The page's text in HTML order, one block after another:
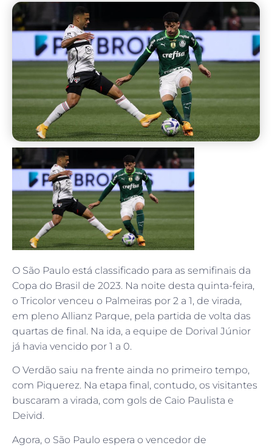
O São Paulo está classificado para as semifinais da
Copa do Brasil de 2023. Na noite desta quinta-feira,
o Tricolor venceu o Palmeiras por 2 a 1, de virada,
em pleno Allianz Parque, pela partida de volta das
quartas de final. Na ida, a equipe de Dorival Júnior
já havia vencido por 1 a 0.
O Verdão saiu na frente ainda no primeiro tempo,
com Piquerez. Na etapa final, contudo, os visitantes
buscaram a virada, com gols de Caio Paulista e
Deivid.
Agora, o São Paulo espera o vencedor de